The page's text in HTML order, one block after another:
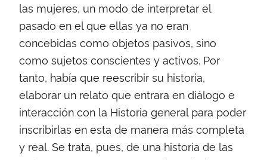
las mujeres, un modo de interpretar el
pasado en el que ellas ya no eran
concebidas como objetos pasivos, sino
como sujetos conscientes y activos. Por
tanto, había que reescribir su historia,
elaborar un relato que entrara en diálogo e
interacción con la Historia general para poder
inscribirlas en esta de manera más completa
y real. Se trata, pues, de una historia de las